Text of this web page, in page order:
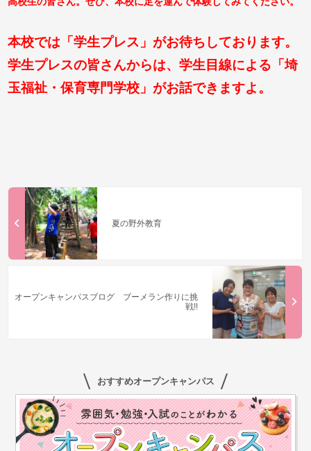
本校では「学生プレス」がお待ちしております。
学生プレスの皆さんからは、学生目線による「埼
玉福祉・保育専門学校」がお話できますよ。
夏の野外教育
オープンキャンパスブログ ブーメラン作りに挑
戦!!
おすすめオープンキャンパス